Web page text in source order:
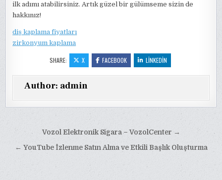
ilk adımı atabilirsiniz. Artık güzel bir gülümseme sizin de
hakkınız!
diş kaplama fiyatları
zirkonyum kaplama
SHARE: X FACEBOOK LINKEDIN
Author: admin
gezinmesi
Vozol Elektronik Sigara – VozolCenter →
← YouTube İzlenme Satın Alma ve Etkili Başlık Oluşturma